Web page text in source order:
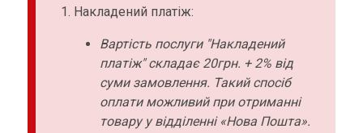
Накладений платіж:
Вартість послуги "Накладений
платіж" складає 20грн. + 2% від
суми замовлення. Такий спосіб
оплати можливий при отриманні
товару у відділенні «Нова Пошта».